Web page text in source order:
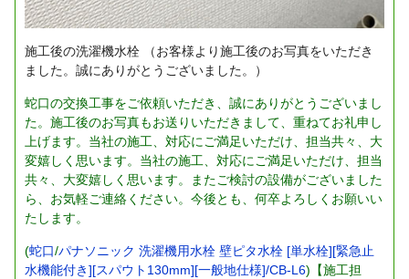
施工後の洗濯機水栓 （お客様より施工後のお写真をいただき
ました。誠にありがとうございました。）
蛇口の交換工事をご依頼いただき、誠にありがとうございまし
た。施工後のお写真もお送りいただきまして、重ねてお礼申し
上げます。当社の施工、対応にご満足いただけ、担当共々、大
変嬉しく思います。当社の施工、対応にご満足いただけ、担当
共々、大変嬉しく思います。またご検討の設備がございました
ら、お気軽ご連絡ください。今後とも、何卒よろしくお願いい
たします。
(蛇口/パナソニック 洗濯機用水栓 壁ピタ水栓 [単水栓][緊急止
水機能付き][スパウト130mm][一般地仕様]/CB-L6)【施工担